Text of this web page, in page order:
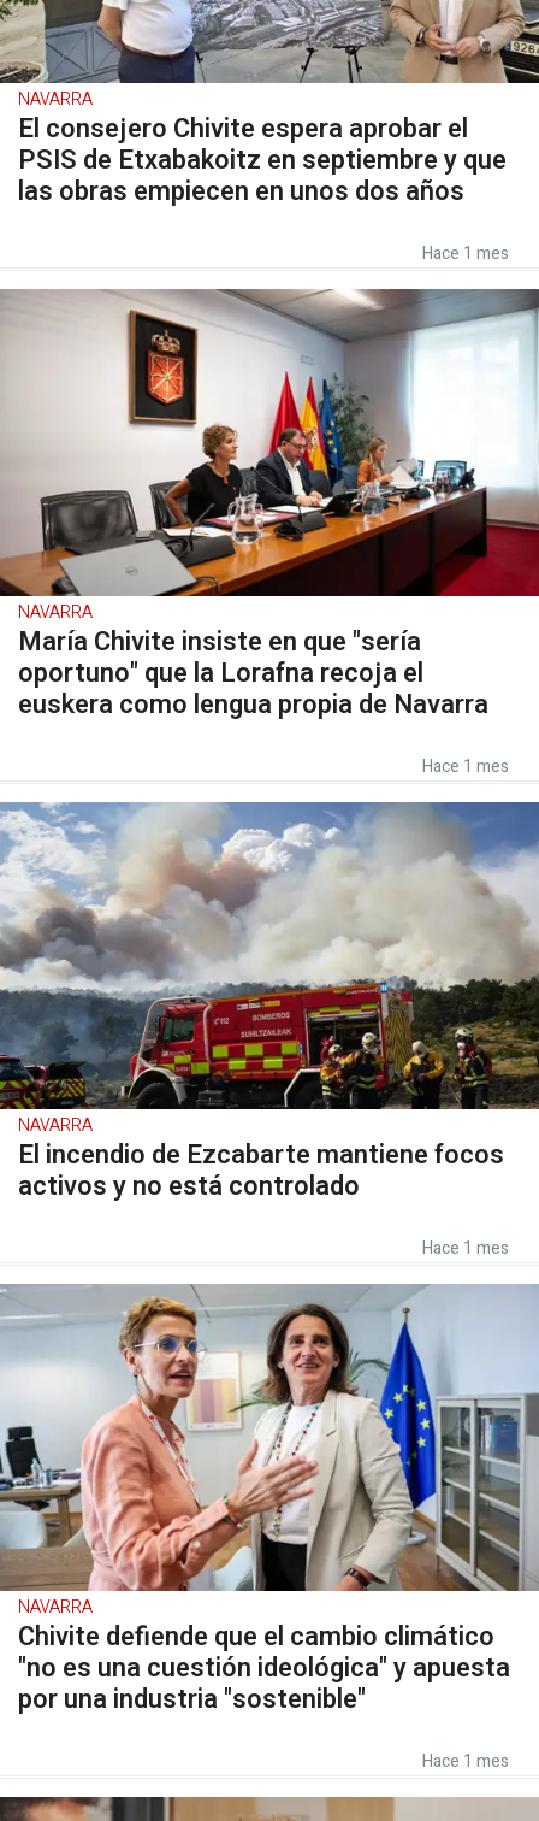
NAVARRA
El consejero Chivite espera aprobar el
PSIS de Etxabakoitz en septiembre y que
las obras empiecen en unos dos años
Hace 1 mes
NAVARRA
María Chivite insiste en que "sería
oportuno" que la Lorafna recoja el
euskera como lengua propia de Navarra
Hace 1 mes
NAVARRA
El incendio de Ezcabarte mantiene focos
activos y no está controlado
Hace 1 mes
NAVARRA
Chivite defiende que el cambio climático
"no es una cuestión ideológica" y apuesta
por una industria "sostenible"
Hace 1 mes